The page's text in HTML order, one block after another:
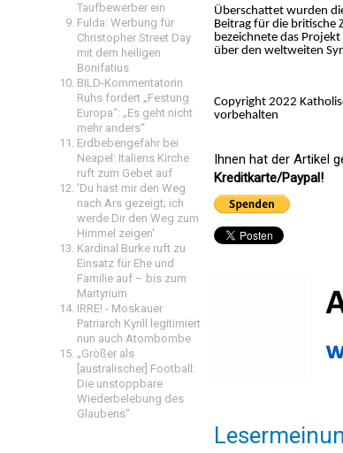
Taufbewerber ein
Fulda: Werbung für
Christopher Street Day
mit dem heiligen
Bonifatius
BILD-Kommentatorin
Ruhs fordert „Festung
Europa“: „Es geht nicht
mehr anders“
Erdbebengefahr bei
Neapel: Italiens Kirche
ruft zum Gebet auf
'Du hast mir den Weg
nach Ars gezeigt; ich
werde Dir den Weg zum
Himmel zeigen'
Kardinal Burke ruft zu
Einsatz für Ehe und
Familie auf – bis zum
Martyrium
IRRE! - Moskauer
Patriarch Kyrill legitimiert
nun auch Atombombe
„Größer als
[australischer] Football:
Die unstoppbare
Wiederbelebung des
Glaubens“
Überschattet wurden
Beitrag für die britische
bezeichnete das
über den weltweiten
Copyright 2022
vorbehalten
Ihnen hat der Artikel
Kreditkarte/Paypal!